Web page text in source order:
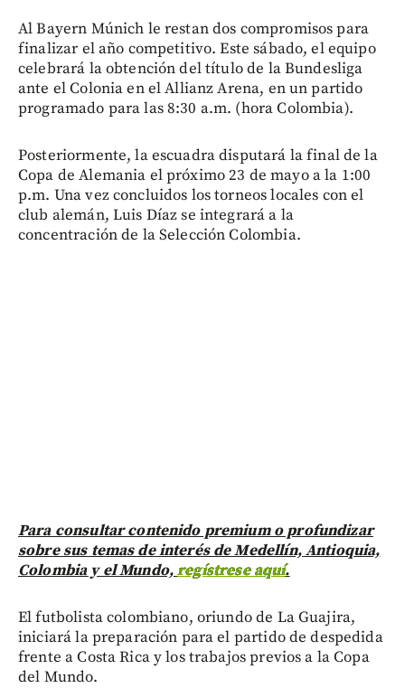
Al Bayern Múnich le restan dos compromisos para
finalizar el año competitivo. Este sábado, el equipo
celebrará la obtención del título de la Bundesliga
ante el Colonia en el Allianz Arena, en un partido
programado para las 8:30 a.m. (hora Colombia).
Posteriormente, la escuadra disputará la final de la
Copa de Alemania el próximo 23 de mayo a la 1:00
p.m. Una vez concluidos los torneos locales con el
club alemán, Luis Díaz se integrará a la
concentración de la Selección Colombia.
Para consultar contenido premium o profundizar
sobre sus temas de interés de Medellín, Antioquia,
Colombia y el Mundo,regístrese aquí.
El futbolista colombiano, oriundo de La Guajira,
iniciará la preparación para el partido de despedida
frente a Costa Rica y los trabajos previos a la Copa
del Mundo.